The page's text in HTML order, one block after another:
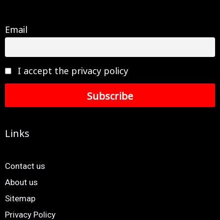
Email
I accept the privacy policy
Links
Contact us
About us
Sitemap
Privacy Policy